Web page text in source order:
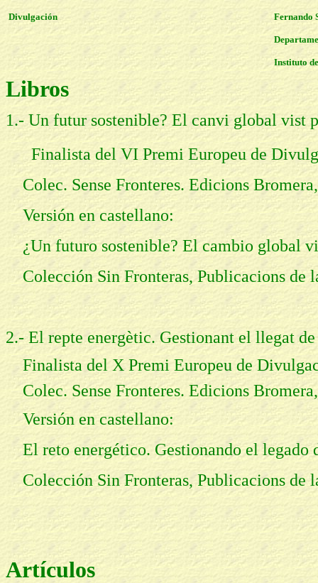
Divulgación Fernando
Instituto
Libros
1.- Un futur sostenible? El canvi global vist
Finalista del VI Premi Europeu de
Colec. Sense Fronteres. Edicions
Versión en castellano:
¿Un futuro sostenible? El cambio global
Colección Sin Fronteras, Publicacions de
2.- El repte energètic. Gestionant el llegat
Finalista del X Premi Europeu de
Colec. Sense Fronteres. Edicions
Versión en castellano:
El reto energético. Gestionando el legado
Colección Sin Fronteras, Publicacions de
Artículos